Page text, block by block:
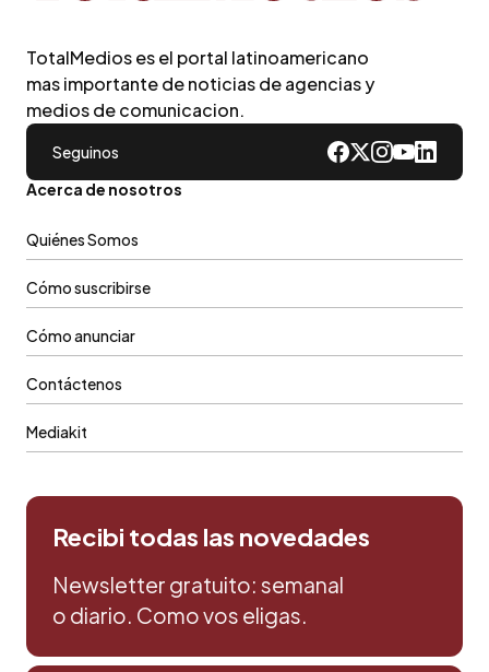
TotalMedios es el portal latinoamericano
mas importante de noticias de agencias y
medios de comunicacion.
Seguinos
Acerca de nosotros
Quiénes Somos
Cómo suscribirse
Cómo anunciar
Contáctenos
Mediakit
Recibi todas las novedades
Newsletter gratuito: semanal
o diario. Como vos eligas.